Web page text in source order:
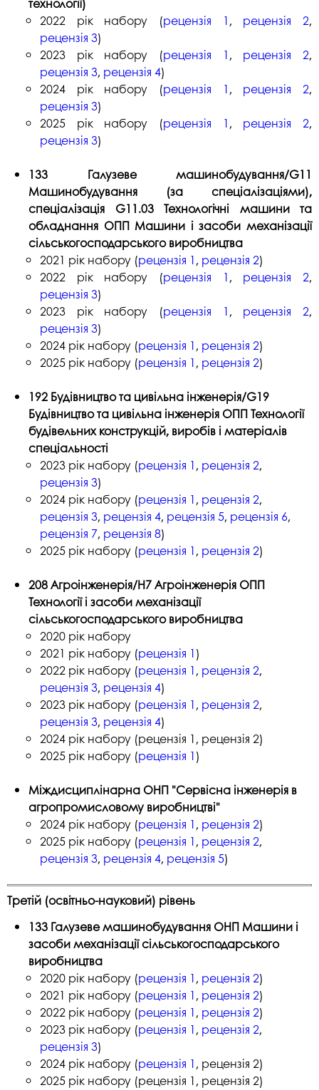
технології)
2022 рік набору (рецензія 1, рецензія 2,
рецензія 3)
2023 рік набору (рецензія 1, рецензія 2,
рецензія 3, рецензія 4)
2024 рік набору (рецензія 1, рецензія 2,
рецензія 3)
2025 рік набору (рецензія 1, рецензія 2,
рецензія 3)
133 Галузеве машинобудування/G11
Машинобудування (за спеціалізаціями),
спеціалізація G11.03 Технологічні машини та
обладнання ОПП Машини і засоби механізації
сільськогосподарського виробництва
2021 рік набору (рецензія 1, рецензія 2)
2022 рік набору (рецензія 1, рецензія 2,
рецензія 3)
2023 рік набору (рецензія 1, рецензія 2,
рецензія 3)
2024 рік набору (рецензія 1, рецензія 2)
2025 рік набору (рецензія 1, рецензія 2)
192 Будівництво та цивільна інженерія/G19
Будівництво та цивільна інженерія ОПП Технології
будівельних конструкцій, виробів і матеріалів
спеціальності
2023 рік набору (рецензія 1, рецензія 2,
рецензія 3)
2024 рік набору (рецензія 1, рецензія 2,
рецензія 3, рецензія 4, рецензія 5, рецензія 6,
рецензія 7, рецензія 8)
2025 рік набору (рецензія 1, рецензія 2)
208 Агроінженерія/Н7 Агроінженерія ОПП
Технології і засоби механізації
сільськогосподарського виробництва
2020 рік набору
2021 рік набору (рецензія 1)
2022 рік набору (рецензія 1, рецензія 2,
рецензія 3, рецензія 4)
2023 рік набору (рецензія 1, рецензія 2,
рецензія 3, рецензія 4)
2024 рік набору (рецензія 1, рецензія 2)
2025 рік набору (рецензія 1)
Міждисциплінарна ОНП "Сервісна інженерія в
агропромисловому виробництві"
2024 рік набору (рецензія 1, рецензія 2)
2025 рік набору (рецензія 1, рецензія 2,
рецензія 3, рецензія 4, рецензія 5)
Третій (освітньо-науковий) рівень
133 Галузеве машинобудування ОНП Машини і
засоби механізації сільськогосподарського
виробництва
2020 рік набору (рецензія 1, рецензія 2)
2021 рік набору (рецензія 1, рецензія 2)
2022 рік набору (рецензія 1, рецензія 2)
2023 рік набору (рецензія 1, рецензія 2,
рецензія 3)
2024 рік набору (рецензія 1, рецензія 2)
2025 рік набору (рецензія 1, рецензія 2)